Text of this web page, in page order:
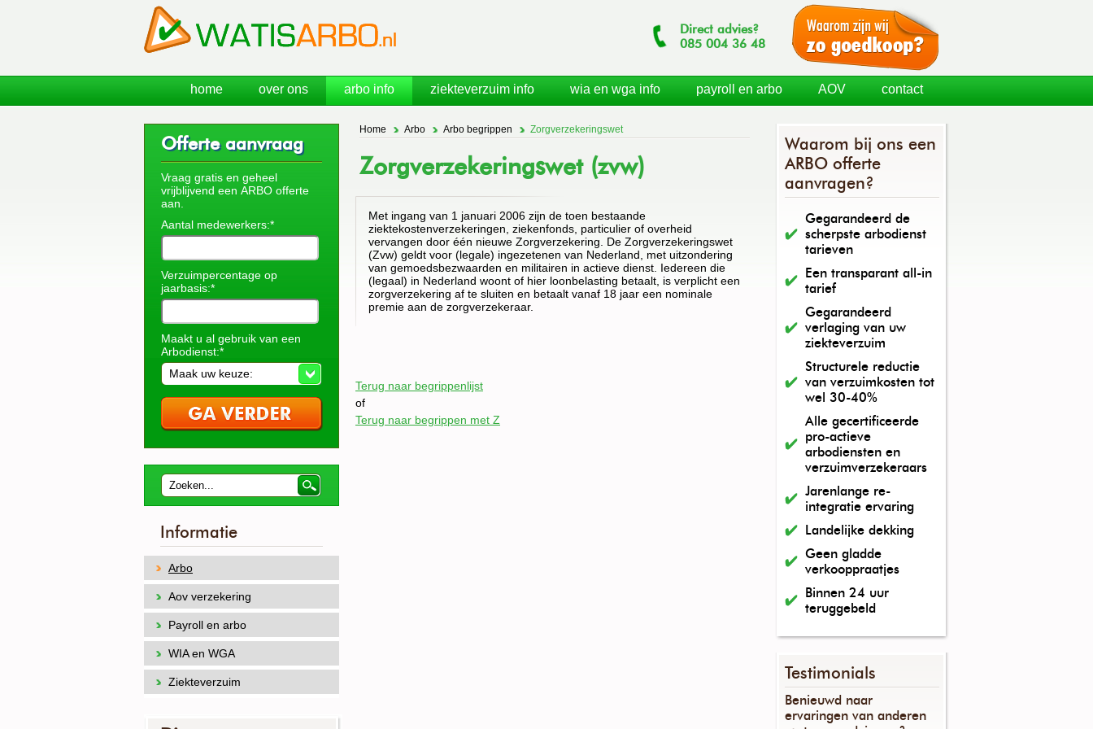
Direct advies?
085 004 36 48
Home Arbo Arbo begrippen Zorgverzekeringswet
Zorgverzekeringswet (zvw)
Met ingang van 1 januari 2006 zijn de toen bestaande
ziektekostenverzekeringen, ziekenfonds, particulier of overheid
vervangen door één nieuwe Zorgverzekering. De Zorgverzekeringswet
(Zvw) geldt voor (legale) ingezetenen van Nederland, met uitzondering
van gemoedsbezwaarden en militairen in actieve dienst. Iedereen die
(legaal) in Nederland woont of hier loonbelasting betaalt, is verplicht een
zorgverzekering af te sluiten en betaalt vanaf 18 jaar een nominale
premie aan de zorgverzekeraar.
Terug naar begrippenlijst
of
Terug naar begrippen met Z
Waarom bij ons een
ARBO offerte
aanvragen?
Gegarandeerd de
scherpste arbodienst
tarieven
Een transparant all-in
tarief
Gegarandeerd
verlaging van uw
ziekteverzuim
Structurele reductie
van verzuimkosten tot
wel 30-40%
Alle gecertificeerde
pro-actieve
arbodiensten en
verzuimverzekeraars
Jarenlange re-
integratie ervaring
Landelijke dekking
Geen gladde
verkooppraatjes
Binnen 24 uur
teruggebeld
Testimonials
Benieuwd naar
ervaringen van anderen
Offerte aanvraag
Vraag gratis en geheel
vrijblijvend een ARBO offerte
aan.
Aantal medewerkers:*
Verzuimpercentage op
jaarbasis:*
Maakt u al gebruik van een
Arbodienst:*
Maak uw keuze:
Informatie
Arbo
Aov verzekering
Payroll en arbo
WIA en WGA
Ziekteverzuim
home over ons arbo info ziekteverzuim info wia en wga info payroll en arbo AOV contact